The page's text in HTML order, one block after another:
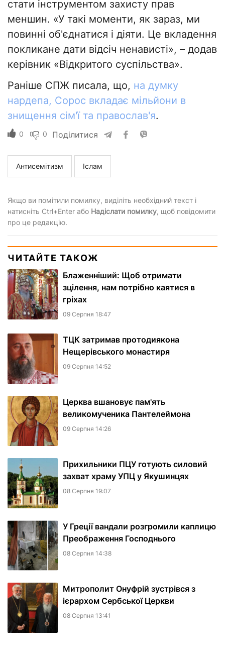
стати інструментом захисту прав
меншин. «У такі моменти, як зараз, ми
повинні об'єднатися і діяти. Це вкладення
покликане дати відсіч ненависті», – додав
керівник «Відкритого суспільства».
Раніше СПЖ писала, що, на думку
нардепа, Сорос вкладає мільйони в
знищення сім'ї та православ'я.
0 0 Поділитися
Антисемітизм Іслам
Якщо ви помітили помилку, виділіть необхідний текст і
натисніть Ctrl+Enter або Надіслати помилку, щоб повідомити
про це редакцію.
ЧИТАЙТЕ ТАКОЖ
Блаженніший: Щоб отримати
зцілення, нам потрібно каятися в
гріхах
09 Серпня 18:47
ТЦК затримав протодиякона
Нещерівського монастиря
09 Серпня 14:52
Церква вшановує пам'ять
великомученика Пантелеймона
09 Серпня 14:26
Прихильники ПЦУ готують силовий
захват храму УПЦ у Якушинцях
08 Серпня 19:07
У Греції вандали розгромили каплицю
Преображення Господнього
08 Серпня 14:38
Митрополит Онуфрій зустрівся з
ієрархом Сербської Церкви
08 Серпня 13:41